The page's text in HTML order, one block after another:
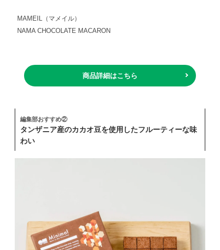
MAMEIL（マメイル）
NAMA CHOCOLATE MACARON
商品詳細はこちら
編集部おすすめ②
タンザニア産のカカオ豆を使用したフルーティーな味
わい